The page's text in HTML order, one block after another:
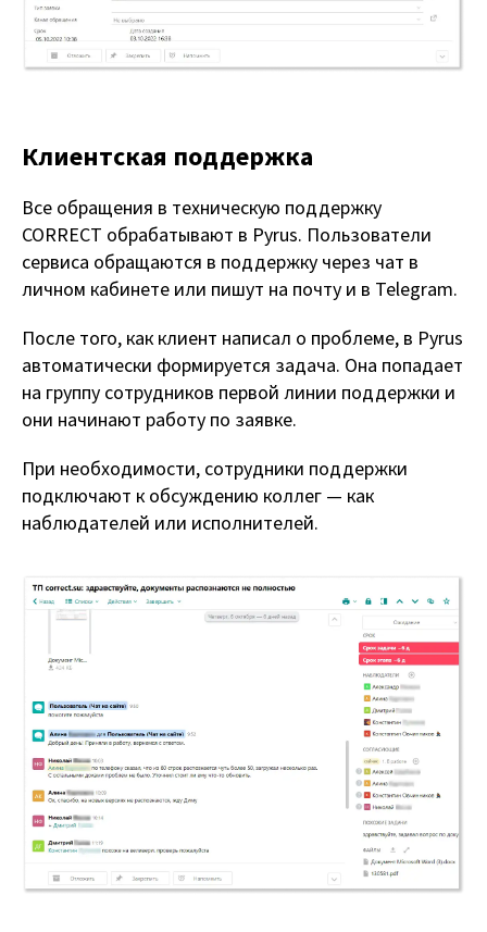
Клиентская поддержка
Все обращения в техническую поддержку
CORRECT обрабатывают в Pyrus. Пользователи
сервиса обращаются в поддержку через чат в
личном кабинете или пишут на почту и в Telegram.
После того, как клиент написал о проблеме, в Pyrus
автоматически формируется задача. Она попадает
на группу сотрудников первой линии поддержки и
они начинают работу по заявке.
При необходимости, сотрудники поддержки
подключают к обсуждению коллег — как
наблюдателей или исполнителей.